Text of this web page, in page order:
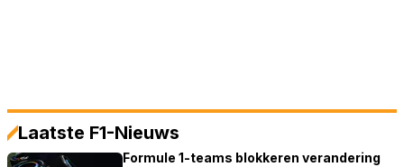
Laatste F1-Nieuws
Formule 1-teams blokkeren verandering